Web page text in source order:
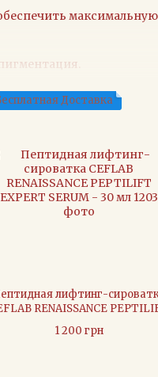
Доставка
лифтинг-
RENAISSANCE
EXPERT SERUM - 30 мл
1 200 грн